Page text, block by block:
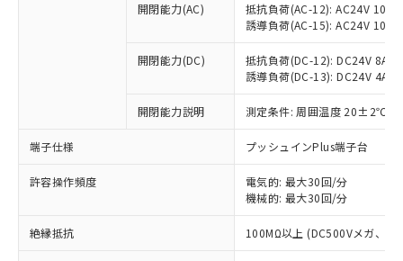
開閉能力(AC)
抵抗負荷(AC-12): AC24V 10A/
誘導負荷(AC-15): AC24V
開閉能力(DC)
抵抗負荷(DC-12): DC24V 8A/
誘導負荷(DC-13): DC24V 4A/
開閉能力説明 測定条件: 周囲温度 20±2℃、
端子仕様 プッシュインPlus端子台
許容操作頻度
電気的: 最大30回/分
機械的: 最大30回/分
絶縁抵抗 100MΩ以上 (DC500Vメガ、点
以下の条件をお読みいただき、同意のうえ
ご利用ください。
本サービスは、当社制御機器事業取扱
商品の当社在庫状況および標準価格
(税抜)を提供させていただくもので
当社制御機器事業取扱商品の中には、
本サービスの対象外となる商品もある
ことをご了承ください。
在庫状況および標準価格照会結果は、
記載している更新日時点での社内デー
タに基づき作成されるものであり、閲
対応予定なし：EU RoHS指令（10物質）の
非含有に非対応の商品で、対応品を出す予
定はありません。
調査・確認中：EU RoHS指令（10物質）の
非含有の対応状況を調査中または確認中の
非該当品：ライセンス料など無形物で、有
害物質有無と関係のない商品です。
仕入先様の事情により、非含有部品として
いたものが、含有品と判明した場合などや
むを得ず変更することがあります。
「○」：最大均質材料含有率が中国RoHSの
基準値以下であることを示します。
「×」：最大均質材料含有率が中国RoHSの
基準値を超えていることを示します。
「－」：未確認です。当社販売部門へお問
当社は、これら貴社製品のうち、外国
為替および外国貿易法に定める商品
（以下｢規制貨物等」という）を輸出
または国外への提供する場合は、日本